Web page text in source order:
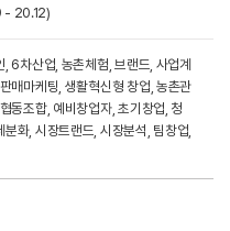
- 20.12)
6차산업, 농촌체험, 브랜드, 사업계
매마케팅, 생활혁신형 창업, 농촌관
동조합, 예비창업자, 초기창업, 청
화, 시장트랜드, 시장분석, 팀창업,